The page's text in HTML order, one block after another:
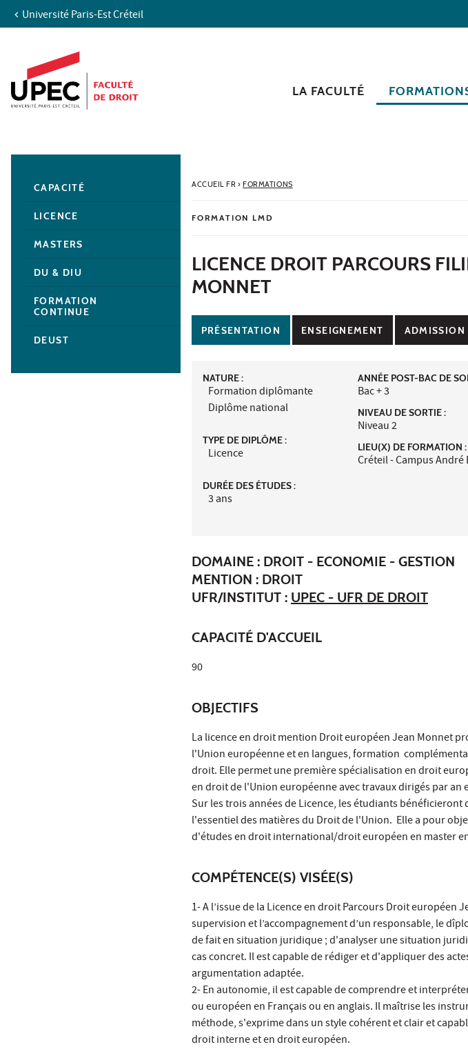
Aller au contenu
Accès directs
Recherche
Navigation secondaire
Université Paris-Est Créteil
LA FACULTÉ
ACCUEIL FR› FORMATIONS
FORMATION LMD
LICENCE DROIT PARCOURS
MONNET
PRÉSENTATION ENSEIGNEMENT ADMISSION
NATURE :
Formation diplômante
Diplôme national
TYPE DE DIPLÔME :
Licence
DURÉE DES ÉTUDES :
3 ans
ANNÉE POST-BAC DE
Bac + 3
NIVEAU DE SORTIE :
Niveau 2
LIEU(X) DE FORMATION :
Créteil - Campus André
DOMAINE : DROIT - ECONOMIE - GESTION
MENTION : DROIT
UFR/INSTITUT : UPEC - UFR DE DROIT
CAPACITÉ D'ACCUEIL
90
OBJECTIFS
La licence en droit mention Droit européen Jean Monnet
l'Union européenne et en langues, formation
droit. Elle permet une première spécialisation en droit
en droit de l'Union européenne avec travaux dirigés par
Sur les trois années de Licence, les étudiants
l'essentiel des matières du Droit de l'Union. Elle a pour
d'études en droit international/droit européen en master
COMPÉTENCE(S) VISÉE(S)
1- A l’issue de la Licence en droit Parcours Droit européen
supervision et l’accompagnement d’un responsable, le
de fait en situation juridique ; d'analyser une situation
cas concret. Il est capable de rédiger et d'appliquer des
argumentation adaptée.
2- En autonomie, il est capable de comprendre et
ou européen en Français ou en anglais. Il maîtrise les
méthode, s'exprime dans un style cohérent et clair et
droit interne et en droit européen.
CAPACITÉ
LICENCE
MASTERS
DU & DIU
FORMATION
CONTINUE
DEUST